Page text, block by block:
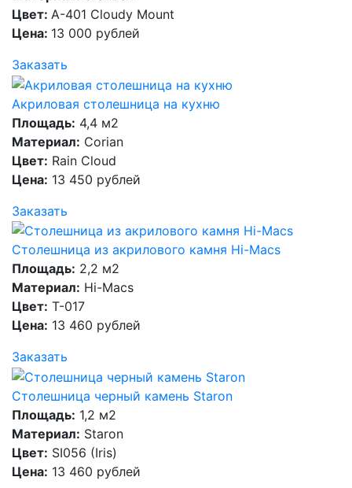
Цвет: A-401 Cloudy Mount
Цена: 13 000 рублей
Заказать
Акриловая столешница на кухню
Площадь: 4,4 м2
Материал: Corian
Цвет: Rain Cloud
Цена: 13 450 рублей
Заказать
Столешница из акрилового камня Hi-Macs
Площадь: 2,2 м2
Материал: Hi-Macs
Цвет: T-017
Цена: 13 460 рублей
Заказать
Столешница черный камень Staron
Площадь: 1,2 м2
Материал: Staron
Цвет: SI056 (Iris)
Цена: 13 460 рублей